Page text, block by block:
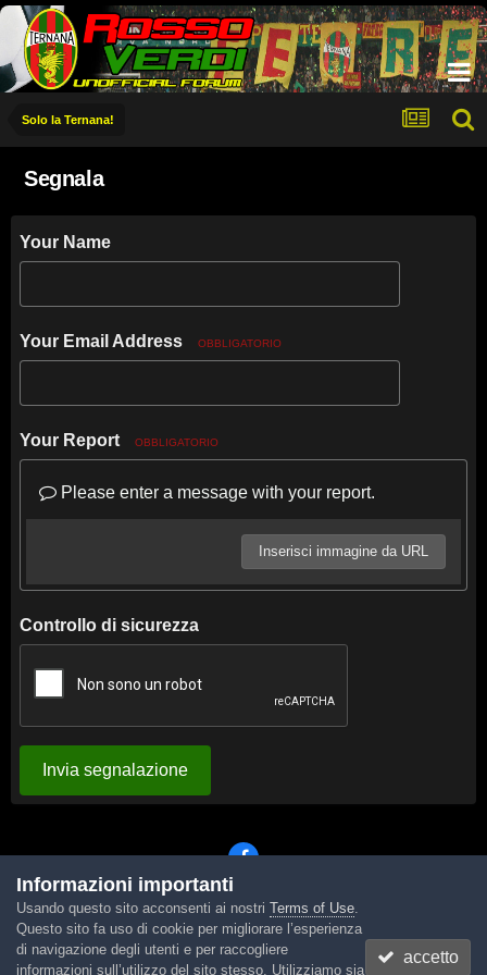
Solo la Ternana!
Segnala
Your Name
Your Email Address OBBLIGATORIO
Your Report OBBLIGATORIO
Please enter a message with your report.
Inserisci immagine da URL
Controllo di sicurezza
Invia segnalazione
Lingua Tema Contattaci Cookies
Powered by Invision Community
Informazioni importanti
Usando questo sito acconsenti ai nostri Terms of Use.
Questo sito fa uso di cookie per migliorare l’esperienza
di navigazione degli utenti e per raccogliere
informazioni sull’utilizzo del sito stesso. Utilizziamo sia
accetto